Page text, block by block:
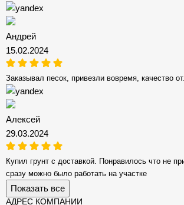
Андрей
15.02.2024
Заказывал песок, привезли вовремя, качество
Алексей
29.03.2024
Купил грунт с доставкой. Понравилось что не
сразу можно было работать на участке
Показать все
АДРЕС КОМПАНИИ